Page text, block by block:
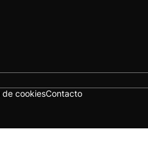
cookiesContacto